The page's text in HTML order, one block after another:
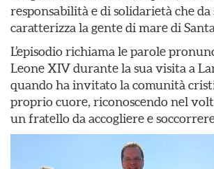
responsabilità e di solidarietà che da
caratterizza la gente di mare di
L’episodio richiama le parole
Leone XIV durante la sua visita a
quando ha invitato la comunità
proprio cuore, riconoscendo nel
un fratello da accogliere e